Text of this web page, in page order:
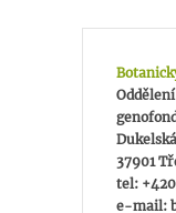
37901
tel:
e-mail: